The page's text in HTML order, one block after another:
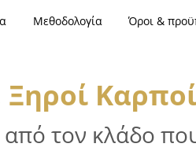
Μεθοδολογία Όροι &
από τον κλάδο